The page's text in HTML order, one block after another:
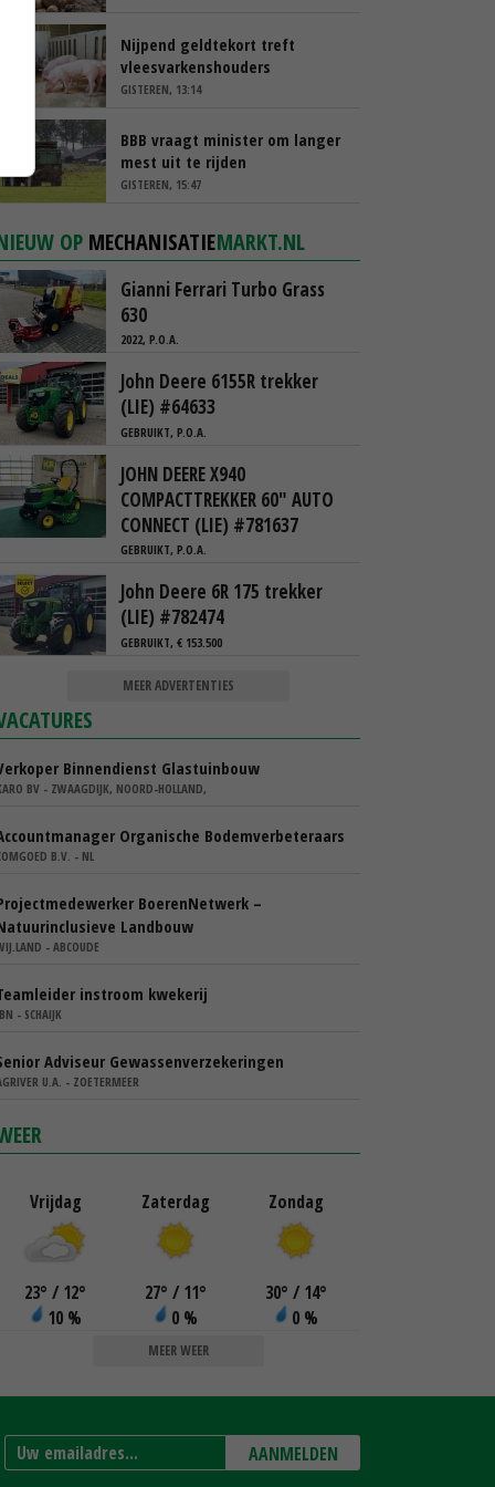
Nijpend geldtekort treft
vleesvarkenshouders
GISTEREN, 13:14
BBB vraagt minister om langer
mest uit te rijden
GISTEREN, 15:47
OP MECHANISATIEMARKT.NL
Gianni Ferrari Turbo Grass
630
2022, P.O.A.
John Deere 6155R trekker
(LIE) #64633
GEBRUIKT, P.O.A.
JOHN DEERE X940
COMPACTTREKKER 60" AUTO
CONNECT (LIE) #781637
GEBRUIKT, P.O.A.
John Deere 6R 175 trekker
(LIE) #782474
GEBRUIKT, € 153.500
MEER ADVERTENTIES
Binnendienst Glastuinbouw
BV - ZWAAGDIJK, NOORD-HOLLAND,
Organische Bodemverbeteraars
B.V. - NL
BoerenNetwerk –
Landbouw
- ABCOUDE
instroom kwekerij
- SCHAIJK
Adviseur Gewassenverzekeringen
U.A. - ZOETERMEER
Vrijdag
23° / 12°
10 %
Zaterdag
27° / 11°
0 %
Zondag
30° / 14°
0 %
MEER WEER
AANMELDEN